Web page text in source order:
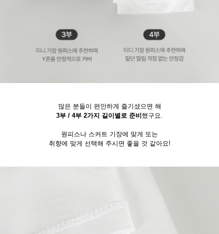
많은 분들이 편안하게 즐기셨으면 해
3부 / 4부 2가지 길이별로 준비 했구요.
원피스나 스커트 기장에 맞게 또는
취향에 맞게 선택해 주시면 좋을 것 같아요!